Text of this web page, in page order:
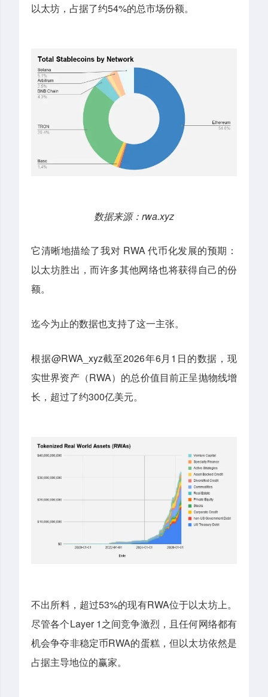
以太坊，占据了约54%的总市场份额。
数据来源：rwa.xyz
它清晰地描绘了我对 RWA 代币化发展的预期：
以太坊胜出，而许多其他网络也将获得自己的份
额。
迄今为止的数据也支持了这一主张。
根据@RWA_xyz截至2026年6月1日的数据，现
实世界资产（RWA）的总价值目前正呈抛物线增
长，超过了约300亿美元。
不出所料，超过53%的现有RWA位于以太坊上。
尽管各个Layer 1之间竞争激烈，且任何网络都有
机会争夺非稳定币RWA的蛋糕，但以太坊依然是
占据主导地位的赢家。